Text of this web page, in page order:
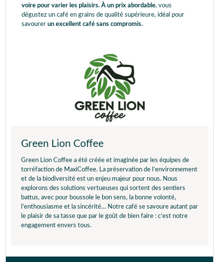
voire pour varier les plaisirs. À un prix abordable, vous
dégustez un café en grains de qualité supérieure, idéal pour
savourer un excellent café sans compromis.
Green Lion Coffee
Green Lion Coffee a été créée et imaginée par les équipes de
torréfaction de MaxiCoffee. La préservation de l’environnement
et de la biodiversité est un enjeu majeur pour nous. Nous
explorons des solutions vertueuses qui sortent des sentiers
battus, avec pour boussole le bon sens, la bonne volonté,
l’enthousiasme et la sincérité… Notre café se savoure autant par
le plaisir de sa tasse que par le goût de bien faire : c’est notre
engagement envers tous.